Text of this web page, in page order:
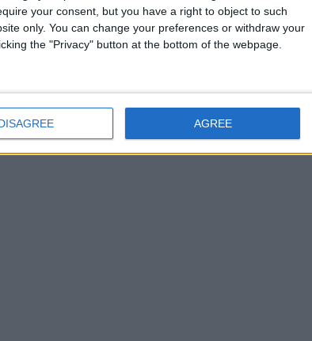
your consent, but you have a right to object to such
only. You can change your preferences or withdraw your
the "Privacy" button at the bottom of the webpage.
AGREE
changement profond de
Et cette libération passe par
mérite d’être